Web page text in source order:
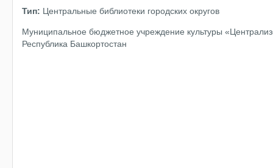
Тип: Центральные библиотеки городских округов
Муниципальное бюджетное учреждение культуры
Республика Башкортостан